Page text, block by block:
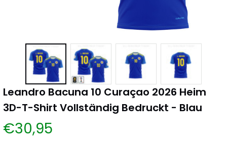
Leandro Bacuna 10 Curaçao 2026 Heim
3D-T-Shirt Vollständig Bedruckt - Blau
€30,95